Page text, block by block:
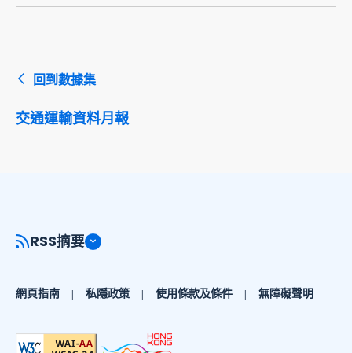
回到數據集
交通運輸資料月報
RSS摘要
網頁指南 私隱政策 使用條款及條件 無障礙聲明